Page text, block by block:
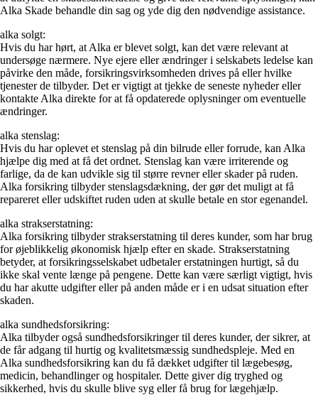
Alka Skade behandle din sag og yde dig den nødvendige assistance.
alka solgt:
Hvis du har hørt, at Alka er blevet solgt, kan det være relevant at
undersøge nærmere. Nye ejere eller ændringer i selskabets ledelse kan
påvirke den måde, forsikringsvirksomheden drives på eller hvilke
tjenester de tilbyder. Det er vigtigt at tjekke de seneste nyheder eller
kontakte Alka direkte for at få opdaterede oplysninger om eventuelle
ændringer.
alka stenslag:
Hvis du har oplevet et stenslag på din bilrude eller forrude, kan Alka
hjælpe dig med at få det ordnet. Stenslag kan være irriterende og
farlige, da de kan udvikle sig til større revner eller skader på ruden.
Alka forsikring tilbyder stenslagsdækning, der gør det muligt at få
repareret eller udskiftet ruden uden at skulle betale en stor egenandel.
alka strakserstatning:
Alka forsikring tilbyder strakserstatning til deres kunder, som har brug
for øjeblikkelig økonomisk hjælp efter en skade. Strakserstatning
betyder, at forsikringsselskabet udbetaler erstatningen hurtigt, så du
ikke skal vente længe på pengene. Dette kan være særligt vigtigt, hvis
du har akutte udgifter eller på anden måde er i en udsat situation efter
skaden.
alka sundhedsforsikring:
Alka tilbyder også sundhedsforsikringer til deres kunder, der sikrer, at
de får adgang til hurtig og kvalitetsmæssig sundhedspleje. Med en
Alka sundhedsforsikring kan du få dækket udgifter til lægebesøg,
medicin, behandlinger og hospitaler. Dette giver dig tryghed og
sikkerhed, hvis du skulle blive syg eller få brug for lægehjælp.